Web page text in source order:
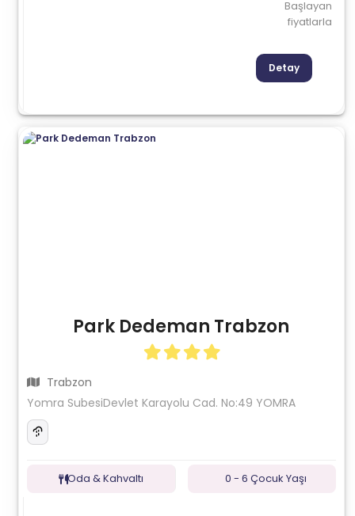
Başlayan
fiyatlarla
Detay
Park Dedeman Trabzon
Trabzon
Yomra SubesiDevlet Karayolu Cad. No:49 YOMRA
Oda & Kahvaltı 0 - 6 Çocuk Yaşı